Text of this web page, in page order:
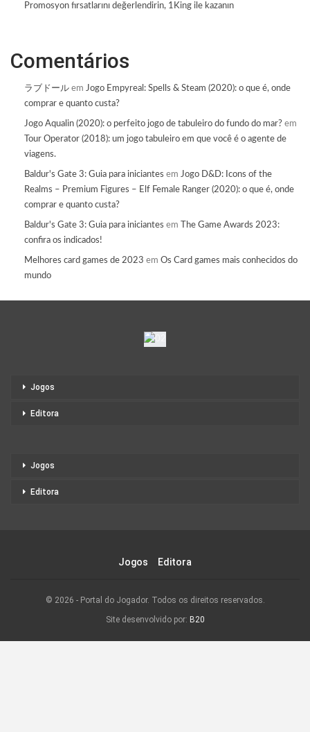
Promosyon fırsatlarını değerlendirin, 1King ile kazanın
Comentários
ラブドール em Jogo Empyreal: Spells & Steam (2020): o que é, onde
comprar e quanto custa?
Jogo Aqualin (2020): o perfeito jogo de tabuleiro do fundo do mar? em
Tour Operator (2018): um jogo tabuleiro em que você é o agente de
viagens.
Baldur's Gate 3: Guia para iniciantes em Jogo D&D: Icons of the
Realms – Premium Figures – Elf Female Ranger (2020): o que é, onde
comprar e quanto custa?
Baldur's Gate 3: Guia para iniciantes em
The Game Awards 2023:
confira os indicados!
Melhores card games de 2023 em Os Card games mais conhecidos do
mundo
Jogos
Editora
Jogos
Editora
Jogos Editora
© 2026 - Portal do Jogador. Todos os direitos reservados.
Site desenvolvido por: B20